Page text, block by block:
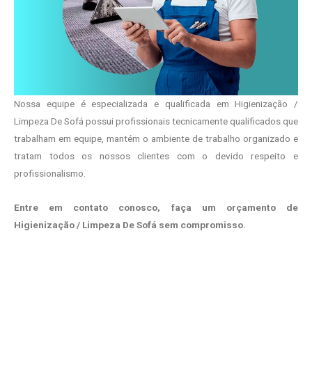
Nossa equipe é especializada e qualificada em Higienização /
Limpeza De Sofá possui profissionais tecnicamente qualificados que
trabalham em equipe, mantém o ambiente de trabalho organizado e
tratam todos os nossos clientes com o devido respeito e
profissionalismo.
Entre em contato conosco, faça um orçamento de
Higienização / Limpeza De Sofá sem compromisso.